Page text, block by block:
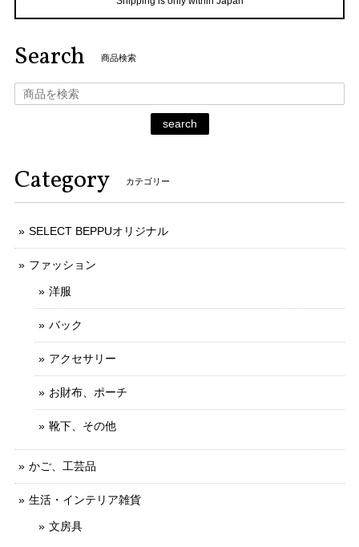
Search 商品検索
search
Category カテゴリー
SELECT BEPPUオリジナル
ファッション
洋服
バック
アクセサリー
お財布、ポーチ
靴下、その他
かご、工芸品
生活・インテリア雑貨
文房具